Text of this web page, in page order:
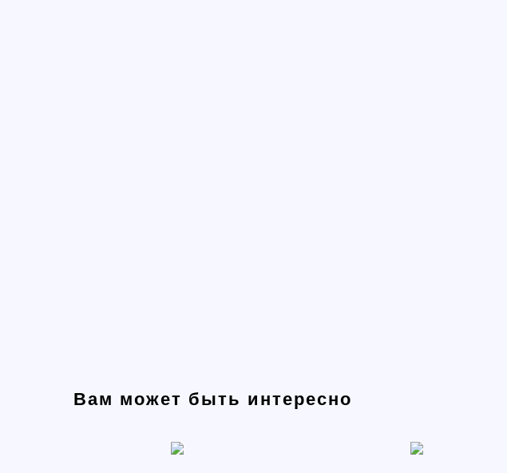
Вам может быть интересно